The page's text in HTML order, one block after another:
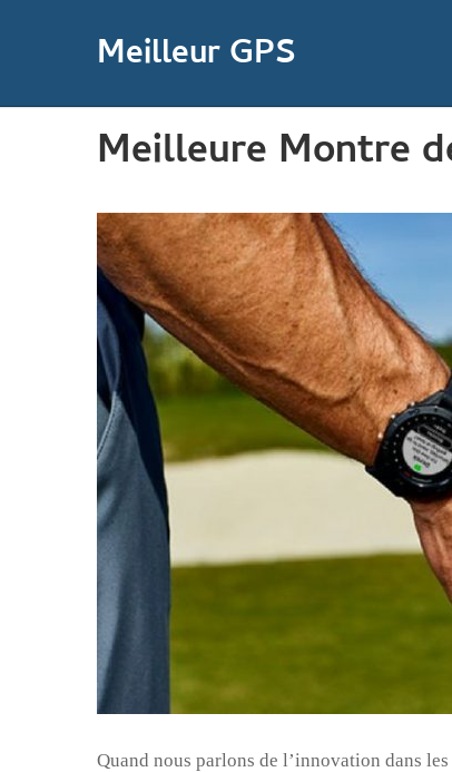
Meilleur GPS
Meilleure Montre
Quand nous parlons de l’innovation dans